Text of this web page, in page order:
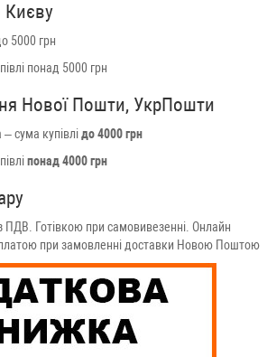
Києву
5000 грн
понад 5000 грн
Нової Пошти, УкрПошти
сума купівлідо 4000 грн
понад 4000 грн
ПДВ. Готівкою при самовивезенні. Онлайн
при замовленні доставки Новою Поштою